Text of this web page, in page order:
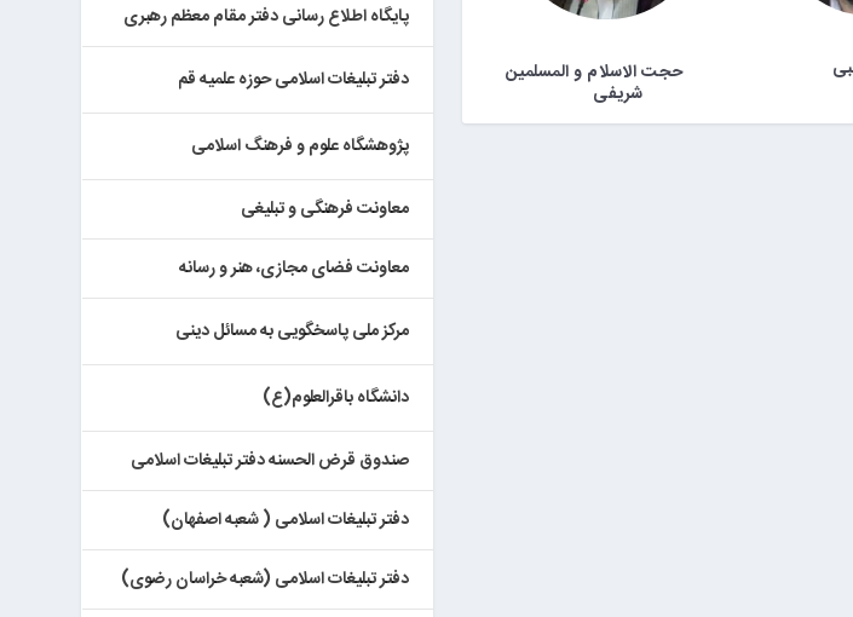
حجت الاسلام و المسلمین
شریفی
پایگاه اطلاع رسانی دفتر مقام معظم رهبری
دفتر تبلیغات اسلامی حوزه علمیه قم
پژوهشگاه علوم و فرهنگ اسلامی
معاونت فرهنگی و تبلیغی
معاونت فضای مجازی، هنر و رسانه
مرکز ملی پاسخگویی به مسائل دینی
دانشگاه باقرالعلوم(ع)
صندوق قرض الحسنه دفتر تبلیغات اسلامی
دفتر تبلیغات اسلامی ( شعبه اصفهان)
دفتر تبلیغات اسلامی (شعبه خراسان رضوی)